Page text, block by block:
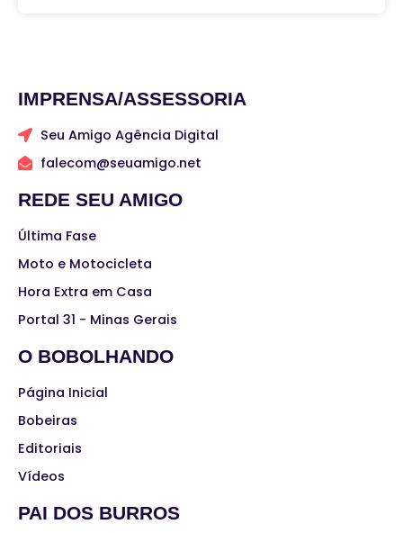
IMPRENSA/ASSESSORIA
Seu Amigo Agência Digital
falecom@seuamigo.net
REDE SEU AMIGO
Última Fase
Moto e Motocicleta
Hora Extra em Casa
Portal 31 - Minas Gerais
O BOBOLHANDO
Página Inicial
Bobeiras
Editoriais
Vídeos
PAI DOS BURROS